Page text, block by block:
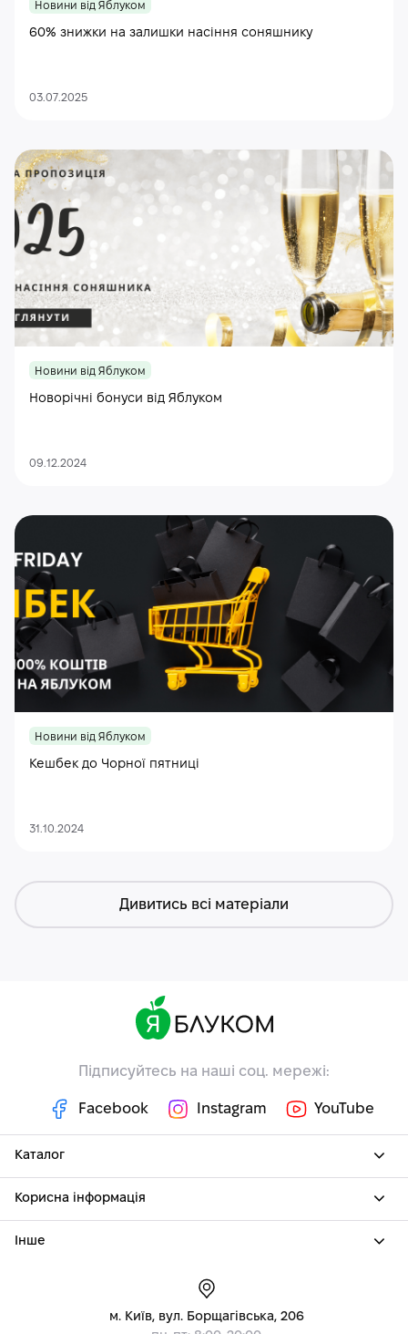
Новини від Яблуком
60% знижки на залишки насіння соняшнику
03.07.2025
Новини від Яблуком
Новорічні бонуси від Яблуком
09.12.2024
Новини від Яблуком
Кешбек до Чорної пятниці
31.10.2024
Дивитись всі матеріали
Підписуйтесь на наші соц. мережі:
Facebook Instagram YouTube
Каталог
Корисна інформація
Інше
м. Київ, вул. Борщагівська, 206